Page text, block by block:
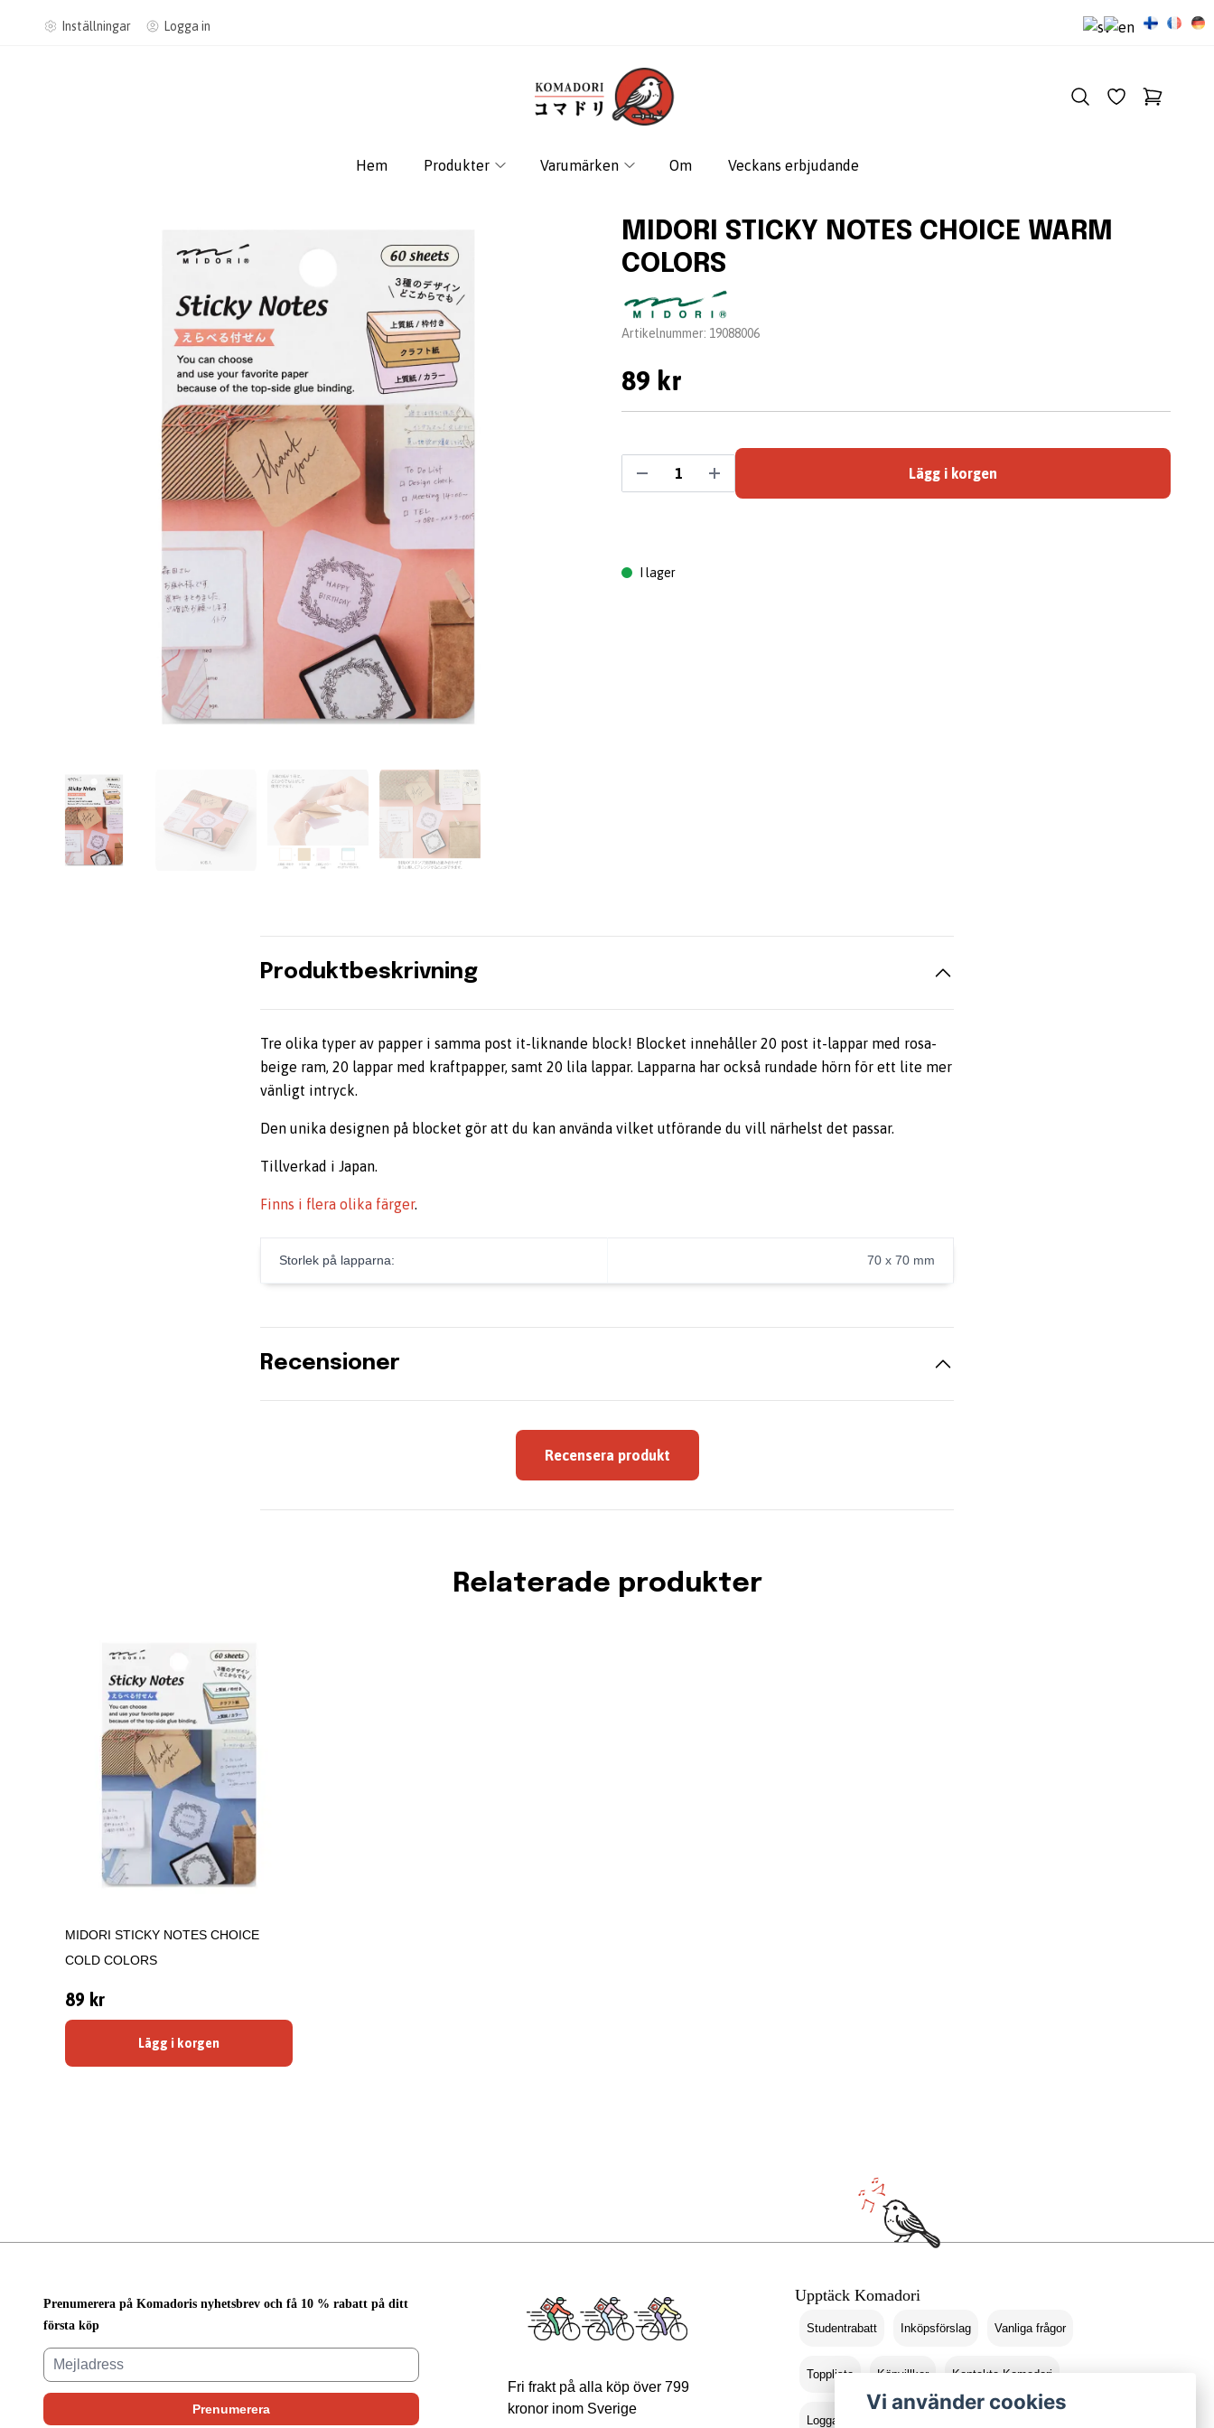
Inställningar Logga in
Hem Produkter Varumärken Om Veckans erbjudande
MIDORI STICKY NOTES CHOICE WARM
COLORS
Leverantör:
Artikelnummer: 19088006
89 kr
Lägg i korgen
I lager
Produktbeskrivning
Tre olika typer av papper i samma post it-liknande block! Blocket innehåller 20 post it-lappar med rosa-
beige ram, 20 lappar med kraftpapper, samt 20 lila lappar. Lapparna har också rundade hörn för ett lite mer
vänligt intryck.
Den unika designen på blocket gör att du kan använda vilket utförande du vill närhelst det passar.
Tillverkad i Japan.
Finns i flera olika färger.
Storlek på lapparna: 70 x 70 mm
Recensioner
Recensera produkt
Relaterade produkter
MIDORI STICKY NOTES CHOICE
COLD COLORS
89 kr
Lägg i korgen
Prenumerera på Komadoris nyhetsbrev och få 10 % rabatt på ditt
första köp
Fri frakt på alla köp över 799
kronor inom Sverige
Upptäck Komadori
Studentrabatt Inköpsförslag Vanliga frågor
Topplista Köpvillkor Kontakta Komadori
Logga in
Vi använder cookies